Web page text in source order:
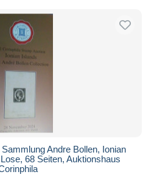
Andre Bollen, Ionian
68 Seiten, Auktionshaus